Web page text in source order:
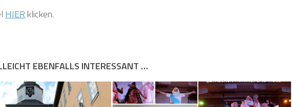
HIER klicken.
EBENFALLS INTERESSANT …